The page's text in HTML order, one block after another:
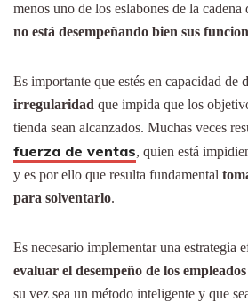
menos uno de los eslabones de la
no está desempeñando bien sus
Es importante que estés en capacidad de
irregularidad que impida que los
tienda sean alcanzados. Muchas veces
fuerza de ventas, quien está
y es por ello que resulta fundamental
para solventarlo.
Es necesario implementar una estrategia
evaluar el desempeño de los
su vez sea un método inteligente y que